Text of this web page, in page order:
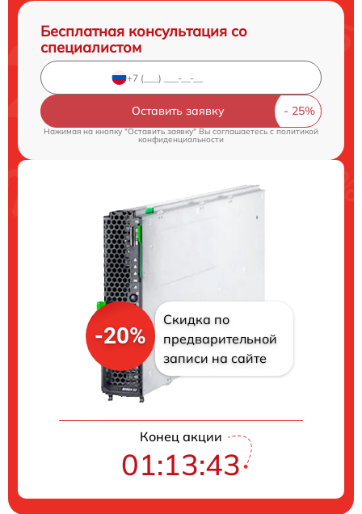
Бесплатная консультация со
специалистом
Оставить заявку
Нажимая на кнопку "Оставить заявку" Вы соглашаетесь cполитикой
конфиденциальности
-20%
Скидка по
предварительной
записи на сайте
Конец акции
01:13:42